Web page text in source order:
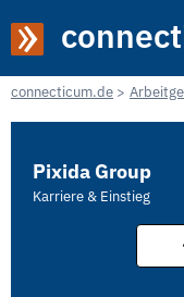
connecticum.de
Pixida Group
Karriere & Einstieg